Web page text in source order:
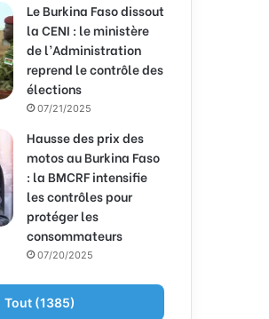
Le Burkina Faso dissout
la CENI : le ministère
de l’Administration
reprend le contrôle des
élections
07/21/2025
Hausse des prix des
motos au Burkina Faso
: la BMCRF intensifie
les contrôles pour
protéger les
consommateurs
07/20/2025
Tout (1385)